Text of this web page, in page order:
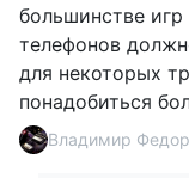
большинстве игр
телефонов
для некоторых
понадобиться
Владимир